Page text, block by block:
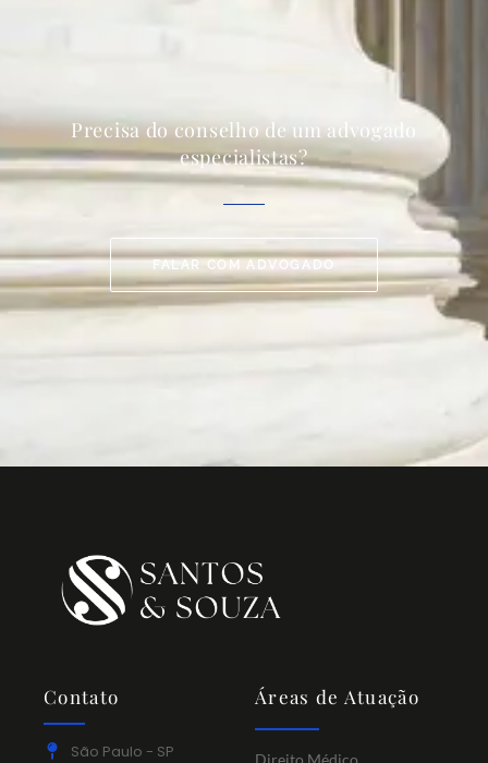
Precisa do conselho de um advogado
especialistas?
FALAR COM ADVOGADO
Contato
São Paulo - SP
Áreas de Atuação
Direito Médico